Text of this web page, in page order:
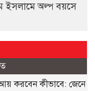
ইসলামে অল্প বয়সে
আয় করবেন কীভাবে: জেনে